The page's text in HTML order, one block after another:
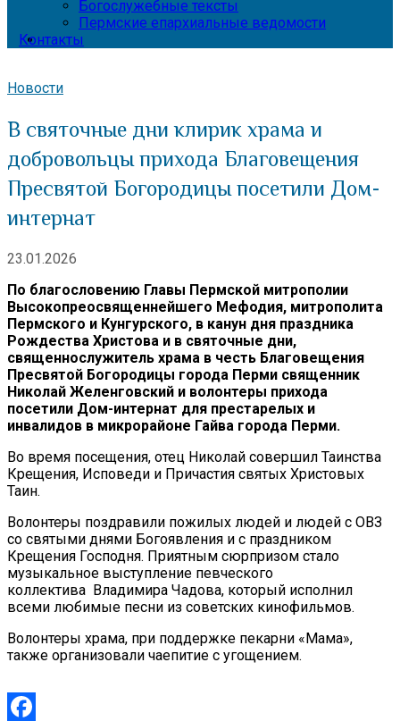
Богослужебные тексты
Пермские епархиальные ведомости
Контакты
Новости
В святочные дни клирик храма и
добровольцы прихода Благовещения
Пресвятой Богородицы посетили Дом-
интернат
23.01.2026
По благословению Главы Пермской митрополии
Высокопреосвященнейшего Мефодия, митрополита
Пермского и Кунгурского, в канун дня праздника
Рождества Христова и в святочные дни,
священнослужитель храма в честь Благовещения
Пресвятой Богородицы города Перми священник
Николай Желенговский и волонтеры прихода
посетили Дом-интернат для престарелых и
инвалидов в микрорайоне Гайва города Перми.
Во время посещения, отец Николай совершил Таинства
Крещения, Исповеди и Причастия святых Христовых
Таин.
Волонтеры поздравили пожилых людей и людей с ОВЗ
со святыми днями Богоявления и с праздником
Крещения Господня. Приятным сюрпризом стало
музыкальное выступление певческого
коллектива Владимира Чадова, который исполнил
всеми любимые песни из советских кинофильмов.
Волонтеры храма, при поддержке пекарни «Мама»,
также организовали чаепитие с угощением.